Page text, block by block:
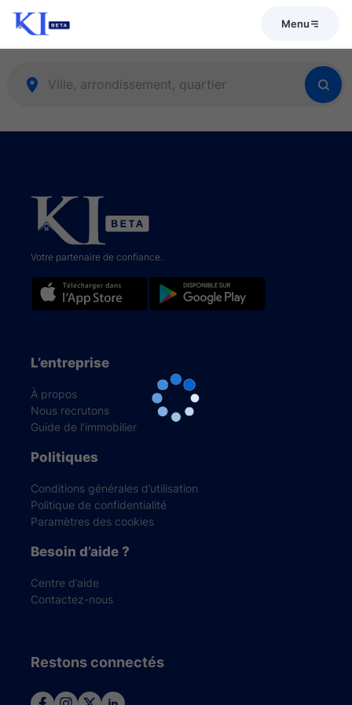
Menu
Votre partenaire de confiance.
L’entreprise
À propos
Nous recrutons
Guide de l’immobilier
Politiques
Conditions générales d’utilisation
Politique de confidentialité
Paramètres des cookies
Besoin d’aide ?
Centre d’aide
Contactez-nous
Restons connectés